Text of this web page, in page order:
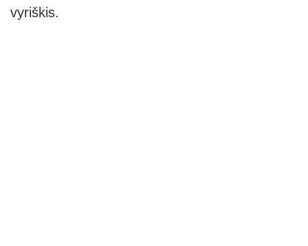
vyriškis.